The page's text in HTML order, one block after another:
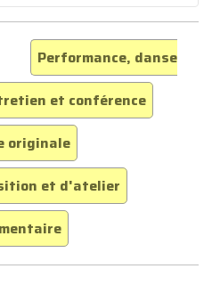
Performance, danse
et conférence
originale
et d'atelier